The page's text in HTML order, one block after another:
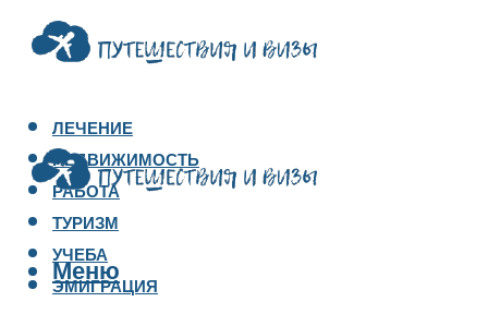
ЛЕЧЕНИЕ
НЕДВИЖИМОСТЬ
РАБОТА
ТУРИЗМ
УЧЕБА
ЭМИГРАЦИЯ
Меню